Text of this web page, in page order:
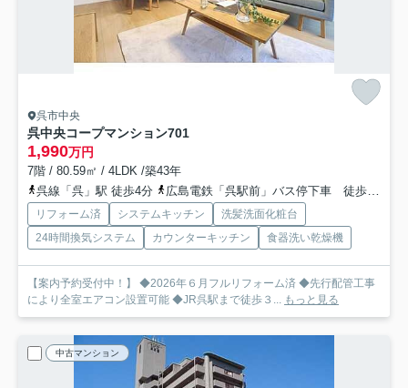
呉市中央
呉中央コープマンション701
1,990万円
7階 / 80.59㎡ / 4LDK /築43年
呉線「呉」駅 徒歩4分
広島電鉄「呉駅前」バス停下車 徒歩1分
リフォーム済 システムキッチン
洗髪洗面化粧台
24時間換気システム
カウンターキッチン 食器洗い乾燥機
【案内予約受付中！】 ◆2026年６月フルリフォーム済 ◆先行配管工事
により全室エアコン設置可能 ◆JR呉駅まで徒歩３... もっと見る
中古マンション